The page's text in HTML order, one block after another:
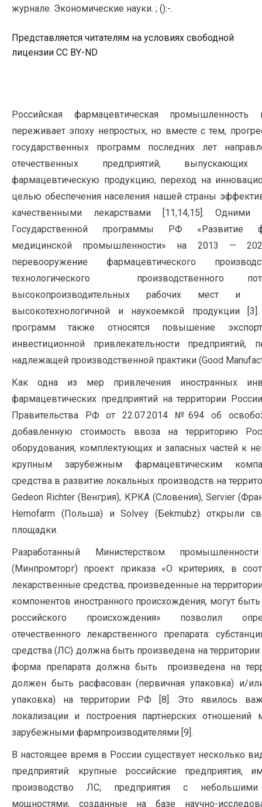
журнале. Экономические науки. ; ():-.
Представляется читателям на условиях свободной
лицензии CC BY-ND
Российская фармацевтическая
переживает эпоху непростых, но вместе с тем,
государственных программ последних лет
отечественных предприятий,
фармацевтическую продукцию, переход на
целью обеспечения населения нашей страны
качественными лекарствами [11,14,15].
Государственной программы РФ «Развитие
медицинской промышленности» на 2013 —
перевооружение фармацевтического
технологического производственного
высокопроизводительных рабочих мест
высокотехнологичной и наукоемкой продукции
программ также относятся повышение
инвестиционной привлекательности предприятий,
надлежащей производственной практики (Good
Как одна из мер привлечения иностранных
фармацевтических предприятий на территории
Правительства РФ от 22.07.2014 №694 об
добавленную стоимость ввоза на территорию
оборудования, комплектующих и запасных частей к
крупным зарубежным фармацевтическим
средства в развитие локальных производств на
Gedeon Richter (Венгрия), КРКА (Словения), Servier
Hemofarm (Польша) и Solvey (Бekmubz) открыли
площадки.
Разработанный Министерством
(Минпромторг) проект приказа «О критериях, в
лекарственные средства, произведенные на
компонентов иностранного происхождения, могут
российского происхождения» позволил
отечественного лекарственного препарата:
средства (ЛС) должна быть произведена на территории
форма препарата должна быть произведена на
должен быть расфасован (первичная упаковка) и/
упаковка) на территории РФ [8]. Это явилось
локализации и построения партнерских
зарубежными фармпроизводителями [9].
В настоящее время в России существует несколько
предприятий: крупные российские предприятия,
производство ЛС; предприятия с небольшими
мощностями, созданные на базе научно-